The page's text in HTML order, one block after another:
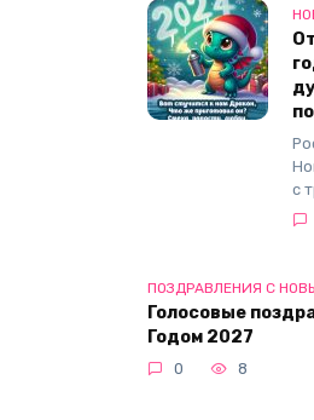
с
ПОЗДРАВЛЕНИЯ С
Голосовые
Годом 2027
0 8